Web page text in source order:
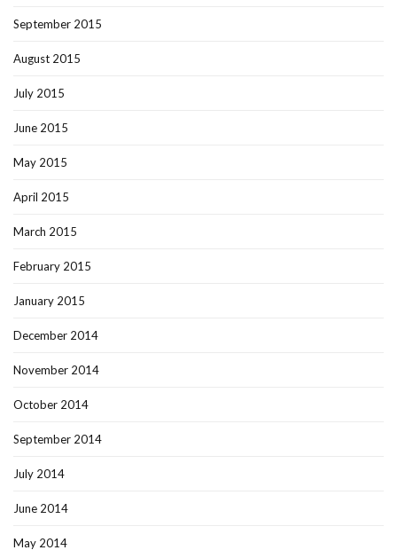
September 2015
August 2015
July 2015
June 2015
May 2015
April 2015
March 2015
February 2015
January 2015
December 2014
November 2014
October 2014
September 2014
July 2014
June 2014
May 2014